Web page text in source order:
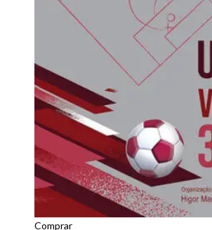
Comprar